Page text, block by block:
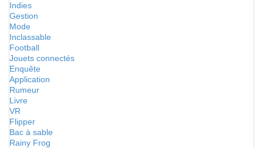
Indies
Gestion
Mode
Inclassable
Football
Jouets connectés
Enquête
Application
Rumeur
Livre
VR
Flipper
Bac à sable
Rainy Frog